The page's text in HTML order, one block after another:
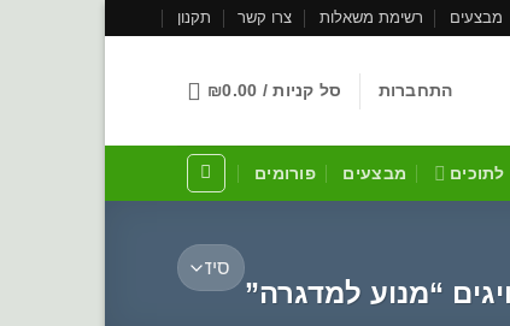
מבצעים רשימת משאלות צרו קשר תקנון
התחברות סל קניות / ₪0.00
לתוכים מבצעים פורומים
“מנוע למדגרה”